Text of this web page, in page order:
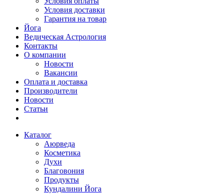
Условия доставки
Гарантия на товар
Йога
Ведическая Астрология
Контакты
О компании
Новости
Вакансии
Оплата и доставка
Производители
Новости
Статьи
Каталог
Аюрведа
Косметика
Духи
Благовония
Продукты
Кундалини Йога